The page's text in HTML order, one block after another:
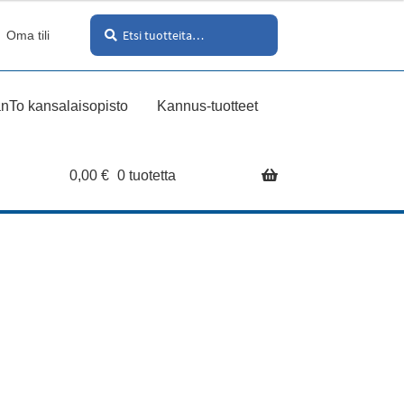
Oma tili
Etsi:
Haku
kansalaisopisto Kannus-tuotteet
0,00 € 0 tuotetta